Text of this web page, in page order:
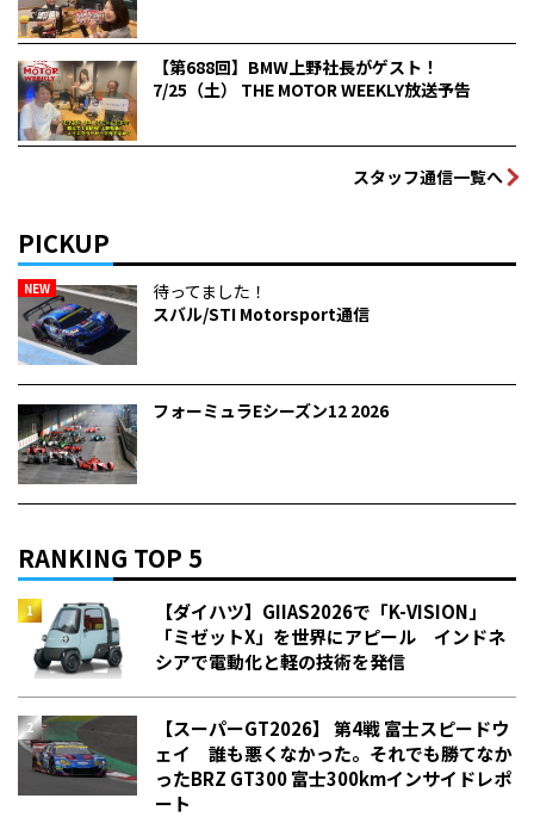
【第688回】BMW上野社長がゲスト！
7/25（土） THE MOTOR WEEKLY放送予告
スタッフ通信一覧へ
PICKUP
NEW
待ってました！
スバル/STI Motorsport通信
フォーミュラEシーズン12 2026
RANKING TOP 5
【ダイハツ】GIIAS2026で「K-VISION」
「ミゼットX」を世界にアピール インドネ
シアで電動化と軽の技術を発信
【スーパーGT2026】 第4戦 富士スピードウ
ェイ 誰も悪くなかった。それでも勝てなか
った――BRZ GT300 富士300kmインサイドレポ
ート